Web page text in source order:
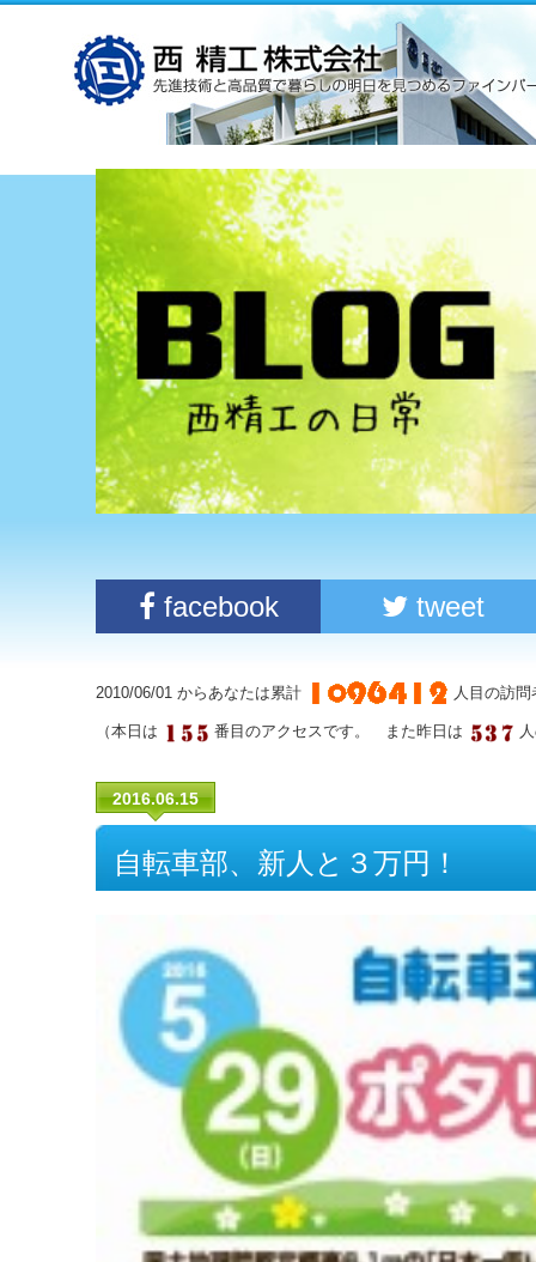
facebook tweet
2010/06/01 からあなたは累計 人目の訪
（本日は 番目のアクセスです。 また昨日は
2016.06.15
自転車部、新人と３万円！